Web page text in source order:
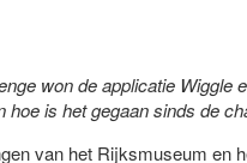
won de applicatie Wiggle
hoe is het gegaan sinds de
van het Rijksmuseum en